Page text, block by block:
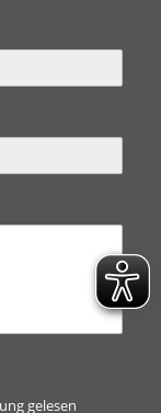
gelesen